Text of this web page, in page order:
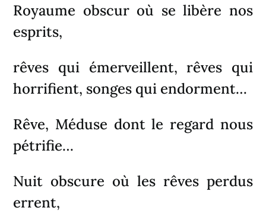
Royaume obscur où se libère nos
esprits,
rêves qui émerveillent, rêves qui
horrifient, songes qui endorment…
Rêve, Méduse dont le regard nous
pétrifie…
Nuit obscure où les rêves perdus
errent,